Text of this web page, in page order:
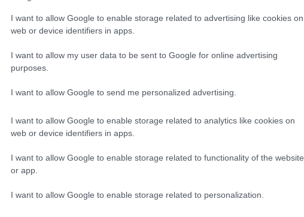
I want to allow Google to enable storage related to advertising like cookies on
web or device identifiers in apps.
I want to allow my user data to be sent to Google for online advertising
purposes.
I want to allow Google to send me personalized advertising.
I want to allow Google to enable storage related to analytics like cookies on
web or device identifiers in apps.
I want to allow Google to enable storage related to functionality of the website
or app.
I want to allow Google to enable storage related to personalization.